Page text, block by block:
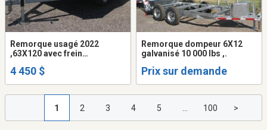
Remorque usagé 2022
,63X120 avec frein
4 450 $
Remorque dompeur 6X12
galvanisé 10 000 lbs ,.
Prix sur demande
1 2 3 4 5 100 >